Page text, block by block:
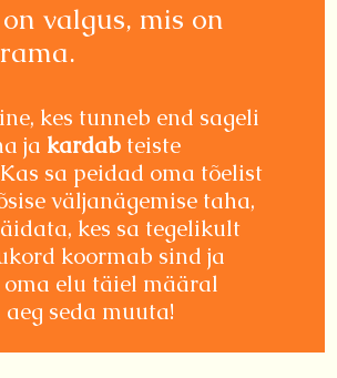
valgus, mis on
kes tunneb end sageli
ja kardab teiste
sa peidad oma tõelist
väljanägemise taha,
kes sa tegelikult
koormab sind ja
elu täiel määral
aeg seda muuta!